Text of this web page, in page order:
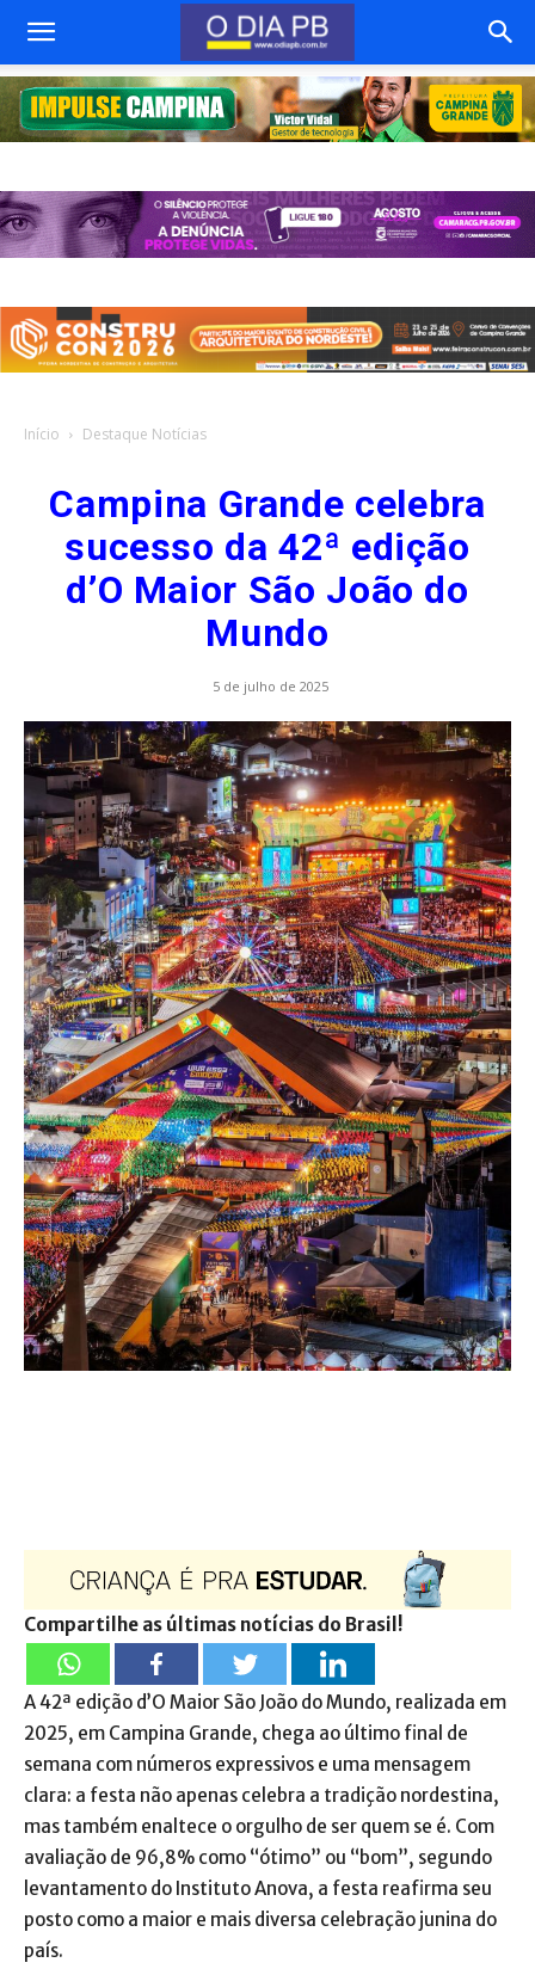
Início Destaque Notícias
Campina Grande celebra
sucesso da 42ª edição
d’O Maior São João do
Mundo
5 de julho de 2025
Compartilhe as últimas notícias do Brasil!
A 42ª edição d’O Maior São João do Mundo, realizada em
2025, em Campina Grande, chega ao último final de
semana com números expressivos e uma mensagem
clara: a festa não apenas celebra a tradição nordestina,
mas também enaltece o orgulho de ser quem se é. Com
avaliação de 96,8% como “ótimo” ou “bom”, segundo
levantamento do Instituto Anova, a festa reafirma seu
posto como a maior e mais diversa celebração junina do
país.